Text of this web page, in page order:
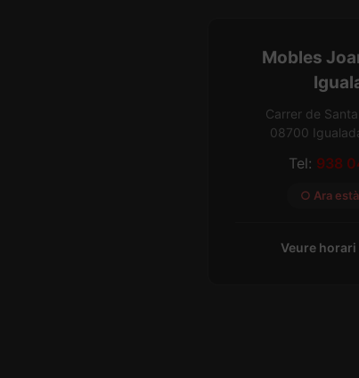
Mobles
Carrer de
08700
Tel: 938
○ Ara
Veure horari